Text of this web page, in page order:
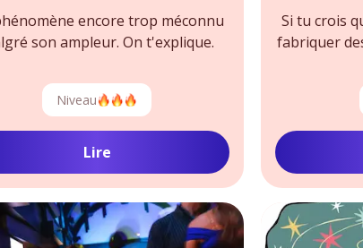
encore trop méconnu
son ampleur. On t'explique.
Niveau
Lire
Si tu crois
fabriquer